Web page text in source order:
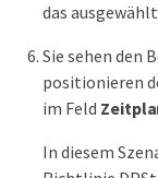
das
Sie sehen den
positionieren
im Feld
In diesem